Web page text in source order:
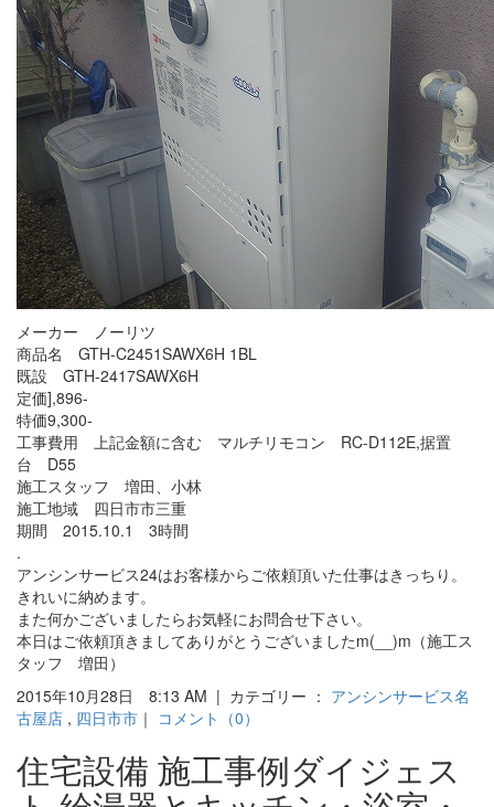
メーカー ノーリツ
商品名 GTH-C2451SAWX6H 1BL
既設 GTH-2417SAWX6H
定価],896-
特価9,300-
工事費用 上記金額に含む マルチリモコン RC-D112E,据置
台 D55
施工スタッフ 増田、小林
施工地域 四日市市三重
期間 2015.10.1 3時間
.
アンシンサービス24はお客様からご依頼頂いた仕事はきっちり。
きれいに納めます。
また何かございましたらお気軽にお問合せ下さい。
本日はご依頼頂きましてありがとうございましたm(__)m（施工ス
タッフ 増田）
2015年10月28日 8:13 AM | カテゴリー ： アンシンサービス名
古屋店 , 四日市市 ｜ コメント（0）
住宅設備 施工事例ダイジェス